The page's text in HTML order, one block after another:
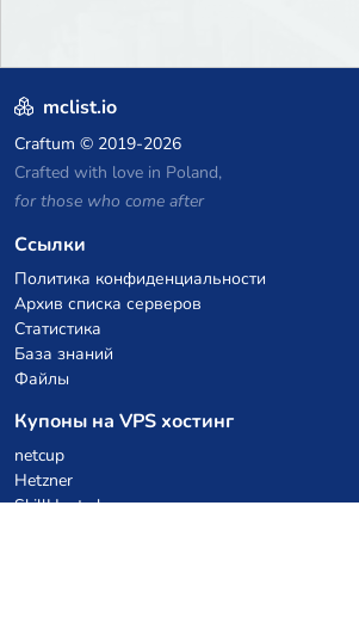
mclist.io
Craftum © 2019-2026
Crafted with love in Poland,
for those who come after
Ссылки
Политика конфиденциальности
Архив списка серверов
Статистика
База знаний
Файлы
Купоны на VPS хостинг
netcup
Hetzner
SkillHost.pl